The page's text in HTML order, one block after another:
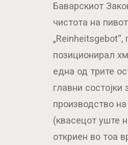
Баварскиот
чистота на
„Reinheitsgebot“,
позиционирал
една од трите
главни состојки
производство
(квасецот уште
откриен во тоа